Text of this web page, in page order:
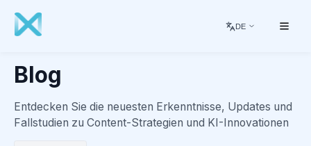
DE
Blog
Entdecken Sie die neuesten Erkenntnisse, Updates und
Fallstudien zu Content-Strategien und KI-Innovationen